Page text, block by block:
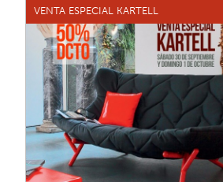
VENTA ESPECIAL KARTELL